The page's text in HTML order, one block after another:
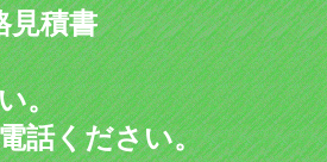
見積書
。
話ください。